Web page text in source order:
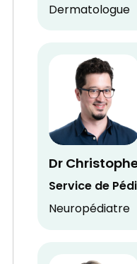
Dermatologue
Dr
Service de
Neuropédiatre